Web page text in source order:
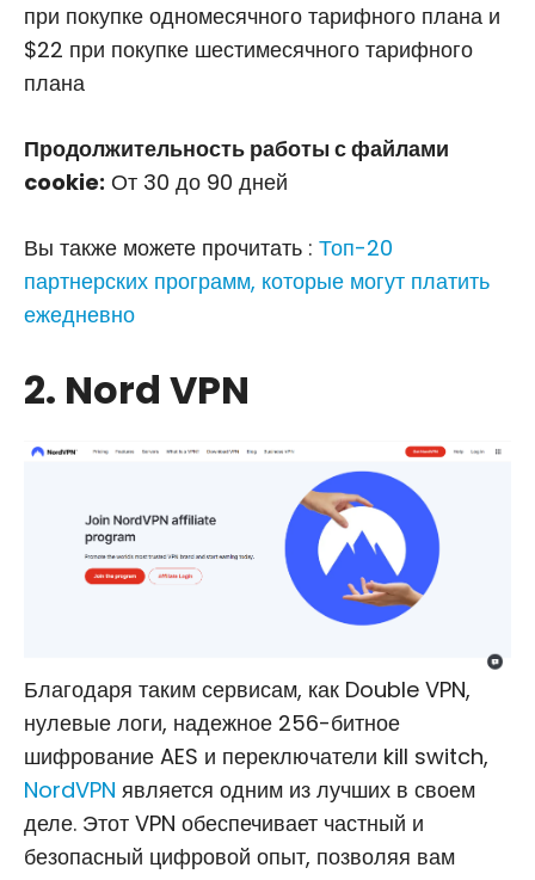
при покупке одномесячного тарифного плана и
$22 при покупке шестимесячного тарифного
плана
Продолжительность работы с файлами
cookie: От 30 до 90 дней
Вы также можете прочитать : Топ-20
партнерских программ, которые могут платить
ежедневно
2. Nord VPN
Благодаря таким сервисам, как Double VPN,
нулевые логи, надежное 256-битное
шифрование AES и переключатели kill switch,
NordVPN является одним из лучших в своем
деле. Этот VPN обеспечивает частный и
безопасный цифровой опыт, позволяя вам